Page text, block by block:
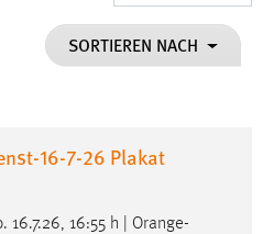
SORTIEREN NACH
16-7-26 Plakat
16.7.26, 16:55 h | Orange-